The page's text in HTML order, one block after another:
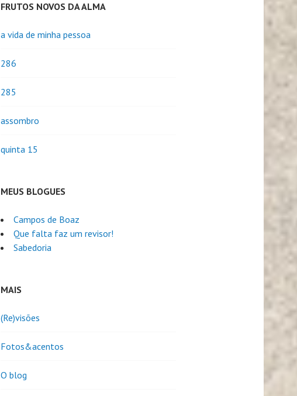
FRUTOS NOVOS DA ALMA
a vida de minha pessoa
286
285
assombro
quinta 15
MEUS BLOGUES
Campos de Boaz
Que falta faz um revisor!
Sabedoria
MAIS
(Re)visões
Fotos&acentos
O blog